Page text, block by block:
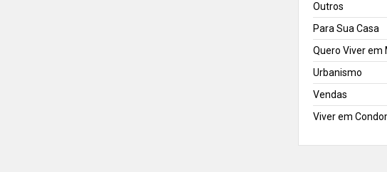
Outros
Para Sua Casa
Quero Viver em
Urbanismo
Vendas
Viver em